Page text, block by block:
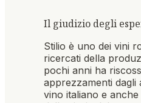
Il giudizio degli
Stilio è uno dei vini
ricercati della
pochi anni ha
apprezzamenti dagli
vino italiano e